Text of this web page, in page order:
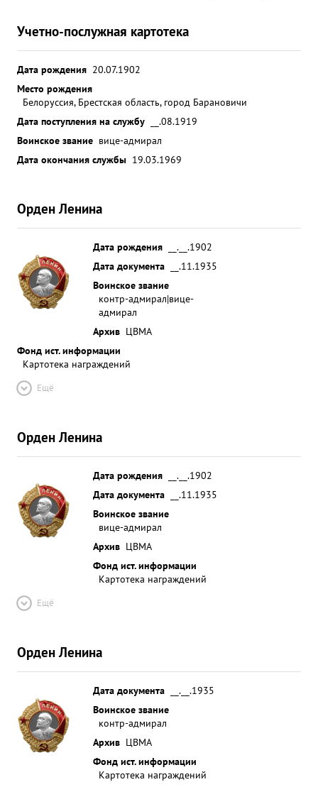
Учетно-послужная картотека
Дата рождения 20.07.1902
Место рождения
Белоруссия, Брестская область, город Барановичи
Дата поступления на службу
__.08.1919
Воинское звание вице-адмирал
Дата окончания службы 19.03.1969
Орден Ленина
Дата рождения
__.__.1902
Дата документа
__.11.1935
Воинское звание
контр-адмирал|вице-
адмирал
Архив ЦВМА
Фонд ист. информации
Картотека награждений
Ещё
Орден Ленина
Дата рождения
__.__.1902
Дата документа
__.11.1935
Воинское звание
вице-адмирал
Архив ЦВМА
Фонд ист. информации
Картотека награждений
Ещё
Орден Ленина
Дата документа
__.__.1935
Воинское звание
контр-адмирал
Архив ЦВМА
Фонд ист. информации
Картотека награждений